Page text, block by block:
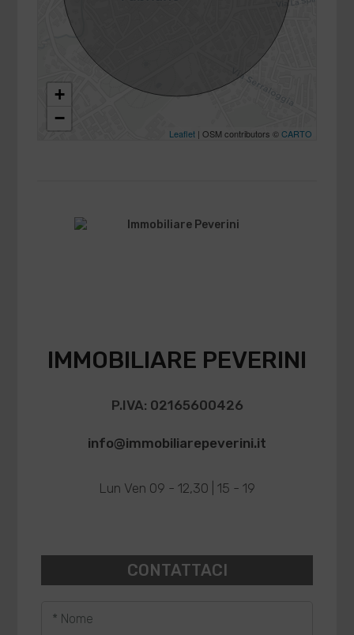
+
−
Leaflet| OSM contributors ©CARTO
IMMOBILIARE PEVERINI
P.IVA: 02165600426
info@immobiliarepeverini.it
Lun Ven 09 - 12,30 | 15 - 19
CONTATTACI
* Nome